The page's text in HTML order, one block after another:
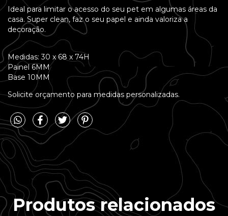
Ideal para limitar o acesso do seu pet em algumas áreas da
casa. Super clean, faz o seu papel e ainda valoriza a
decoração.
Medidas: 30 x 68 x 74H
Painel 6MM
Base 10MM
Solicite orçamento para medidas personalizadas.
Produtos relacionados